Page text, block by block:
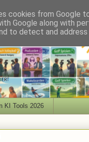
KI Tools 2026
cookies from Google
Google along with
to detect and address